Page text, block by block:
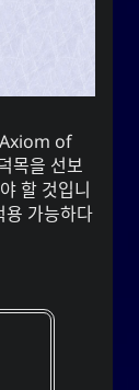
Axiom of
목을 선보
할 것입니
용 가능하다
온 것이다.